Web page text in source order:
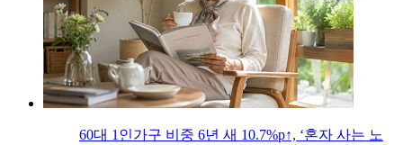
60대 1인가구 비중 6년 새 10.7%p↑, ‘혼자 사는 노